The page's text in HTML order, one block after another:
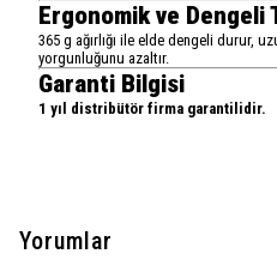
Ergonomik ve Dengeli
365 g ağırlığı ile elde dengeli durur,
yorgunluğunu azaltır.
Garanti Bilgisi
1 yıl distribütör firma garantilidir.
Yorumlar